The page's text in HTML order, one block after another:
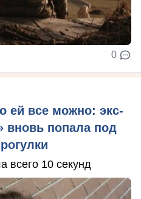
0
ей все можно: экс-
вновь попала под
всего 10 секунд